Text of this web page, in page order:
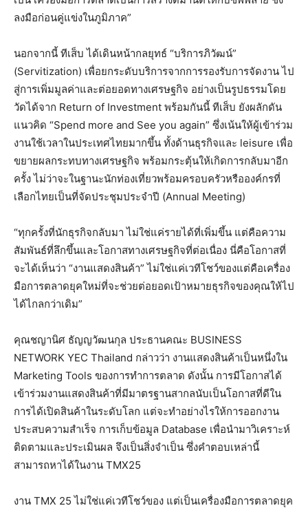
ลงมือก่อนคู่แข่งในภูมิภาค”
นอกจากนี้ ทีเส็บ ได้เดินหน้ากลยุทธ์ “บริการภิวัฒน์”
(Servitization) เพื่อยกระดับบริการจากการรองรับการจัดงาน ไป
สู่การเพิ่มมูลค่าและต่อยอดทางเศรษฐกิจ อย่างเป็นรูปธรรมโดย
วัดได้จาก Return of Investment พร้อมกันนี้ ทีเส็บ ยังผลักดัน
แนวคิด “Spend more and See you again” ซึ่งเน้นให้ผู้เข้าร่วม
งานใช้เวลาในประเทศไทยมากขึ้น ทั้งด้านธุรกิจและ leisure เพื่อ
ขยายผลกระทบทางเศรษฐกิจ พร้อมกระตุ้นให้เกิดการกลับมาอีก
ครั้ง ไม่ว่าจะในฐานะนักท่องเที่ยวพร้อมครอบครัวหรือองค์กรที่
เลือกไทยเป็นที่จัดประชุมประจำปี (Annual Meeting)
“ทุกครั้งที่นักธุรกิจกลับมา ไม่ใช่แค่รายได้ที่เพิ่มขึ้น แต่คือความ
สัมพันธ์ที่ลึกขึ้นและโอกาสทางเศรษฐกิจที่ต่อเนื่อง นี่คือโอกาสที่
จะได้เห็นว่า “งานแสดงสินค้า” ไม่ใช่แค่เวทีโชว์ของแต่คือเครื่อง
มือการตลาดยุคใหม่ที่จะช่วยต่อยอดเป้าหมายธุรกิจของคุณให้ไป
ได้ไกลกว่าเดิม”
คุณชญานิศ ธัญญวัฒนกุล ประธานคณะ BUSINESS
NETWORK YEC Thailand กล่าวว่า งานแสดงสินค้าเป็นหนึ่งใน
Marketing Tools ของการทำการตลาด ดังนั้น การมีโอกาสได้
เข้าร่วมงานแสดงสินค้าที่มีมาตรฐานสากลนับเป็นโอกาสที่ดีใน
การได้เปิดสินค้าในระดับโลก แต่จะทำอย่างไรให้การออกงาน
ประสบความสำเร็จ การเก็บข้อมูล Database เพื่อนำมาวิเคราะห์
ติดตามและประเมินผล จึงเป็นสิ่งจำเป็น ซึ่งคำตอบเหล่านี้
สามารถหาได้ในงาน TMX25
งาน TMX 25 ไม่ใช่แค่เวทีโชว์ของ แต่เป็นเครื่องมือการตลาดยุค